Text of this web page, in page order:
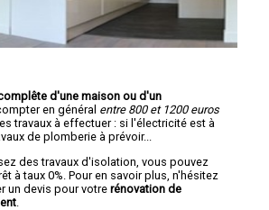
d'une maison ou d'un
en général entre 800 et 1200 euros
travaux à effectuer : si l'électricité est à
de plomberie à prévoir...
des travaux d'isolation, vous pouvez
à taux 0%. Pour en savoir plus, n'hésitez
un devis pour votre rénovation de